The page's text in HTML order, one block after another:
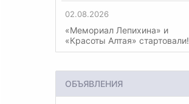
02.08.2026
«Мемориал Лепихина» и
«Красоты Алтая» стартовали!
ОБЪЯВЛЕНИЯ